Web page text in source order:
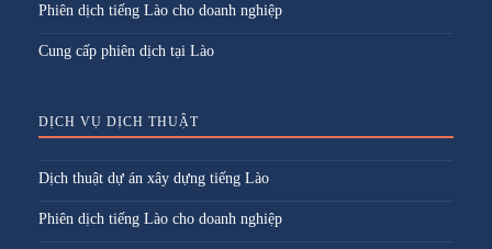
Phiên dịch tiếng Lào cho doanh nghiệp
Cung cấp phiên dịch tại Lào
DỊCH VỤ DỊCH THUẬT
Dịch thuật dự án xây dựng tiếng Lào
Phiên dịch tiếng Lào cho doanh nghiệp